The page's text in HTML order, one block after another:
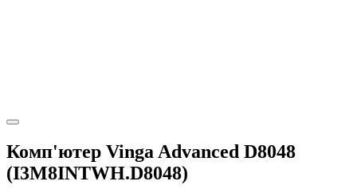
Комп'ютер Vinga Advanced D8048
(I3M8INTWH.D8048)